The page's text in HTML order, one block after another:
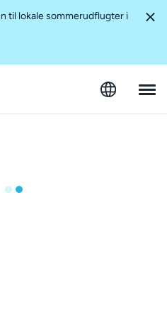
til lokale sommerudflugter i